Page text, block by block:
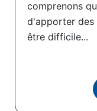
comprenons
d'apporter des
être difficile...